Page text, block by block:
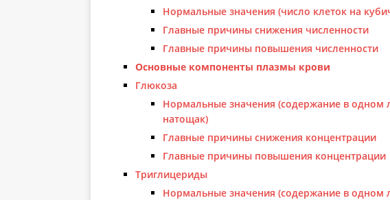
Нормальные значения (число клеток на
Главные причины снижения численности
Главные причины повышения численности
Основные компоненты плазмы крови
Глюкоза
Нормальные значения (содержание в одном
натощак)
Главные причины снижения концентрации
Главные причины повышения концентрации
Триглицериды
Нормальные значения (содержание в одном